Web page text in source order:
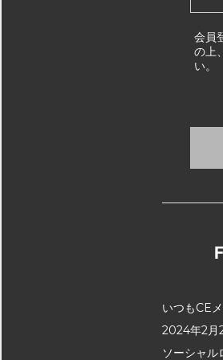
会員
の上
い。
いつもCE
2024年2月
ソーシャ